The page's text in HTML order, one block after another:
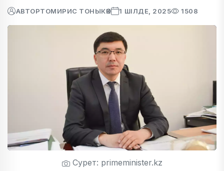
АВТОРТОМИРИС ТОНЫКӨК 1 ШІЛДЕ, 2025 1508
Сурет: primeminister.kz